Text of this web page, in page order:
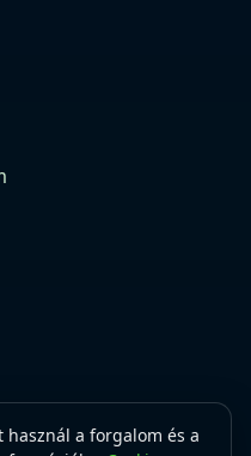
a forgalom és a